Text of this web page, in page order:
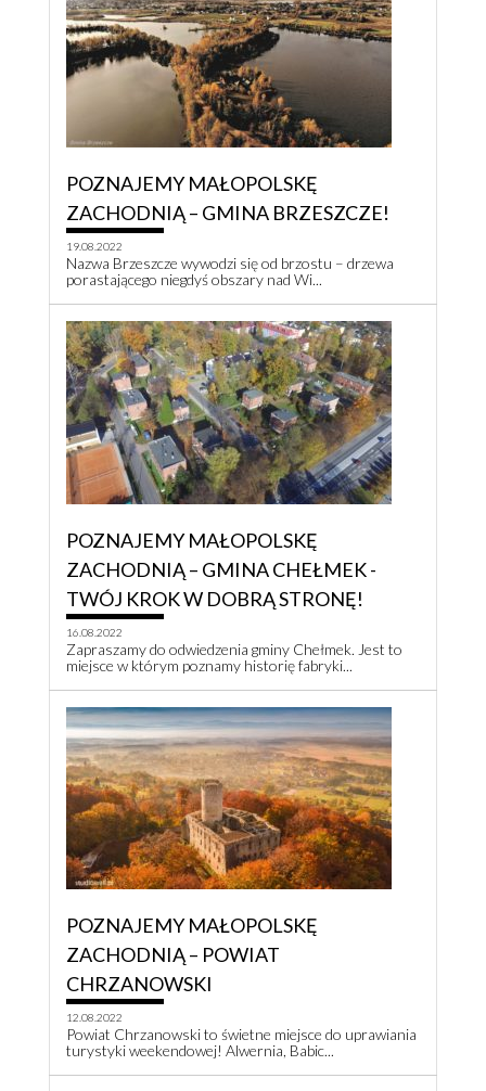
POZNAJEMY MAŁOPOLSKĘ
ZACHODNIĄ – GMINA BRZESZCZE!
19.08.2022
Nazwa Brzeszcze wywodzi się od brzostu – drzewa
porastającego niegdyś obszary nad Wi...
POZNAJEMY MAŁOPOLSKĘ
ZACHODNIĄ – GMINA CHEŁMEK -
TWÓJ KROK W DOBRĄ STRONĘ!
16.08.2022
Zapraszamy do odwiedzenia gminy Chełmek. Jest to
miejsce w którym poznamy historię fabryki...
POZNAJEMY MAŁOPOLSKĘ
ZACHODNIĄ – POWIAT
CHRZANOWSKI
12.08.2022
Powiat Chrzanowski to świetne miejsce do uprawiania
turystyki weekendowej! Alwernia, Babic...